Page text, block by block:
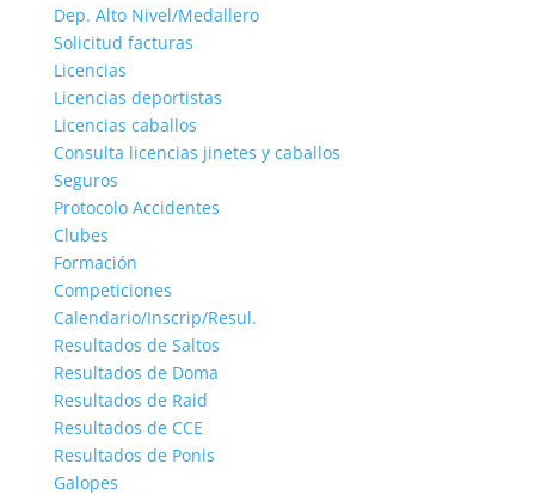
Dep. Alto Nivel/Medallero
Solicitud facturas
Licencias
Licencias deportistas
Licencias caballos
Consulta licencias jinetes y caballos
Seguros
Protocolo Accidentes
Clubes
Formación
Competiciones
Calendario/Inscrip/Resul.
Resultados de Saltos
Resultados de Doma
Resultados de Raid
Resultados de CCE
Resultados de Ponis
Galopes